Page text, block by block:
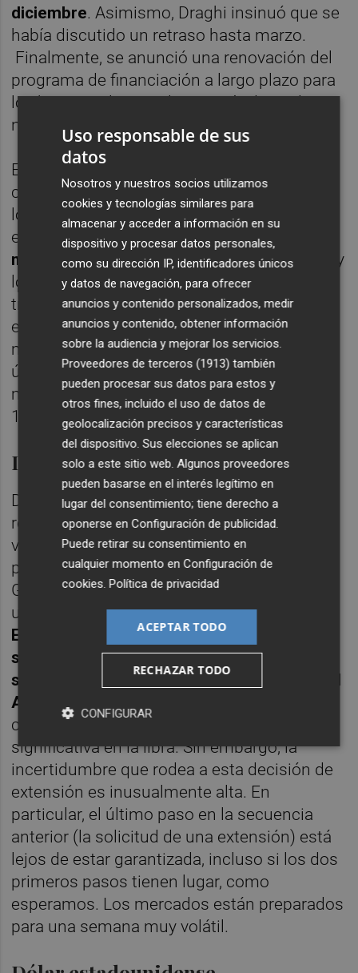
diciembre. Asimismo, Draghi insinuó que se
había discutido un retraso hasta marzo.
Finalmente, se anunció una renovación del
programa de financiación a largo plazo para
los bancos, algo que la mayoría de analistas
no esperaban.
Es interesante que este giro moderado
coincida con algunas noticias positivas de
los indicadores clave de actividad
empresarial.El PMI compuesto de la
mayoría de países fueron revisados al alza
y
los detalles del informe del PIB del cuarto
trimestre fueron más sólidos. Creemos que
este giro positivo, combinado con el tono
más débil que estamos viendo en los
últimos datos de EE UU, podría hacer que la
moneda común vuelva a estar en el nivel de
1,15 en las próximas semanas.
Libra esterlina
Después de un par de semanas
relativamente tranquilas, esperamos cierta
volatilidad para la libra esta semana. Es
probable que el acuerdo de Brexit del
Gobierno sea rechazado nuevamente por
una gran mayoría del Parlamento el martes.
Esperamos que el Parlamento vote, al día
siguiente, a favor del rechazo de una salida
sin acuerdo para solicitar una extensión del
Artículo 50
cierto, deberíamos ver una concentración
significativa en la libra. Sin embargo, la
incertidumbre que rodea a esta decisión de
extensión es inusualmente alta. En
particular, el último paso en la secuencia
anterior (la solicitud de una extensión) está
lejos de estar garantizada, incluso si los dos
primeros pasos tienen lugar, como
esperamos. Los mercados están preparados
para una semana muy volátil.
Uso responsable de sus
datos
Nosotros y nuestros socios utilizamos
cookies y tecnologías similares para
almacenar y acceder a información en su
dispositivo y procesar datos personales,
como su dirección IP, identificadores únicos
y datos de navegación, para ofrecer
anuncios y contenido personalizados, medir
anuncios y contenido, obtener información
sobre la audiencia y mejorar los servicios.
Proveedores de terceros (1913) también
pueden procesar sus datos para estos y
otros fines, incluido el uso de datos de
geolocalización precisos y características
del dispositivo. Sus elecciones se aplican
solo a este sitio web. Algunos proveedores
pueden basarse en el interés legítimo en
lugar del consentimiento; tiene derecho a
oponerse enConfiguración de publicidad.
Puede retirar su consentimiento en
cualquier momento enConfiguración de
cookies.Política de privacidad
ACEPTAR TODO
RECHAZAR TODO
CONFIGURAR